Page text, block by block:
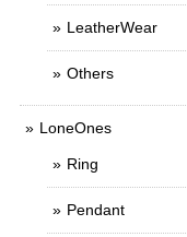
LeatherWear
Others
LoneOnes
Ring
Pendant